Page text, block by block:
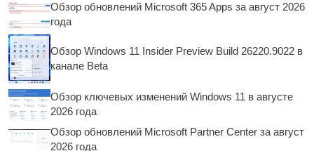
Обзор обновлений Microsoft 365 Apps за август 2026
года
Обзор Windows 11 Insider Preview Build 26220.9022 в
канале Beta
Обзор ключевых изменений Windows 11 в августе
2026 года
Обзор обновлений Microsoft Partner Center за август
2026 года